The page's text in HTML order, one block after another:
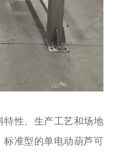
特性、生产工艺和场地
标准型的单电动葫芦可